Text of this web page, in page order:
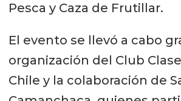
Pesca y Caza de Frutillar.
El evento se llevó a cabo
organización del Club
Chile y la colaboración de